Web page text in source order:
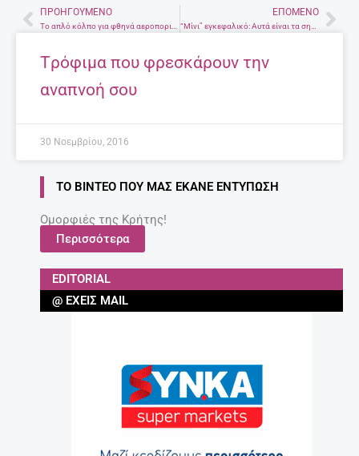
PrevΠΡΟΗΓΟΎΜΕΝΟ
Το απλό κόλπο για φθηνά αεροπορικά εισιτήρια μέσω Ίντερνετ
ΕΠΌΜΕΝΟ
“Μίνι” εγκεφαλικό: Αυτά είναι τα σημάδια που σώζουν ζωές
Tρόφιμα που φρεσκάρουν την
αναπνοή σου
30 Νοεμβρίου, 2016
ΤΟ ΒΊΝΤΕΟ ΠΟΥ ΜΑΣ ΈΚΑΝΕ ΕΝΤΎΠΩΣΗ
Ομορφιές της Κρήτης!
Περισσότερα
EDITORIAL
@ ΈΧΕΙΣ MAIL